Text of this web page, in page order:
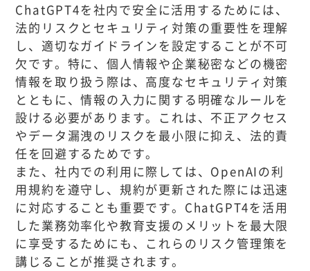
ChatGPT4を社内で安全に活用するためには、
法的リスクとセキュリティ対策の重要性を理解
し、適切なガイドラインを設定することが不可
欠です。特に、個人情報や企業秘密などの機密
情報を取り扱う際は、高度なセキュリティ対策
とともに、情報の入力に関する明確なルールを
設ける必要があります。これは、不正アクセス
やデータ漏洩のリスクを最小限に抑え、法的責
任を回避するためです。
また、社内での利用に際しては、OpenAIの利
用規約を遵守し、規約が更新された際には迅速
に対応することも重要です。ChatGPT4を活用
した業務効率化や教育支援のメリットを最大限
に享受するためにも、これらのリスク管理策を
講じることが推奨されます。